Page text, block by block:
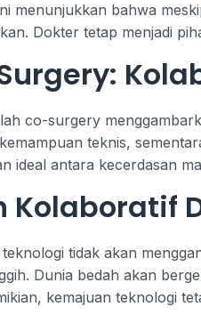
menunjukkan bahwa
Dokter tetap menjadi
co-surgery
teknis,
ideal antara kecerdasan
Kolaboratif
tidak akan
Dunia bedah akan
kemajuan teknologi